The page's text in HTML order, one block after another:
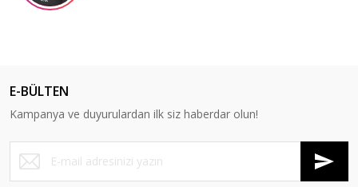
E-BÜLTEN
Kampanya ve duyurulardan ilk siz haberdar olun!